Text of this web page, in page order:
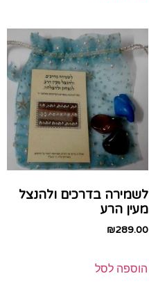
לשמירה בדרכים ולהנצל
מעין הרע
₪289.00
הוספה לסל